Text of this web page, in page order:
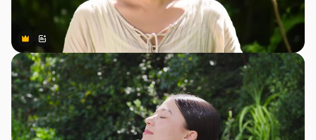
Premium
Premium
สร้างขึ้นโดย AI